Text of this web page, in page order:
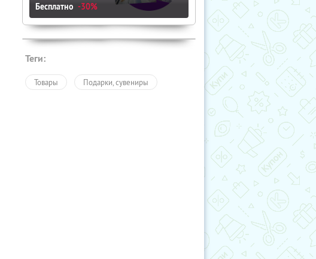
Бесплатно -30%
Теги:
Товары Подарки, сувениры